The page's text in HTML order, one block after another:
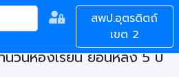
สพป.อุตรดิตถ์
เขต 2
นวนห้องเรียน ย้อนหลัง 5 ปี